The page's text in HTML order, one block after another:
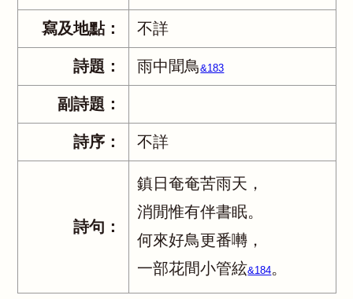
寫及地點： 不詳
詩題： 雨中聞鳥&183
副詩題：
詩序： 不詳
詩句：
鎮日奄奄苦雨天，
消閒惟有伴書眠。
何來好鳥更番囀，
一部花間小管絃&184。